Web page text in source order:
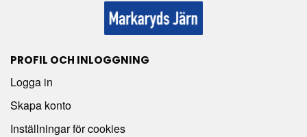
PROFIL OCH INLOGGNING
Logga in
Skapa konto
Inställningar för cookies